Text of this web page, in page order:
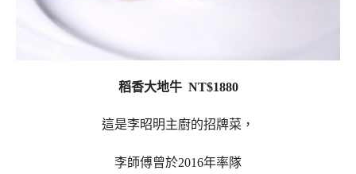
稻香大地牛 NT$1880
這是李昭明主廚的招牌菜，
李師傅曾於2016年率隊